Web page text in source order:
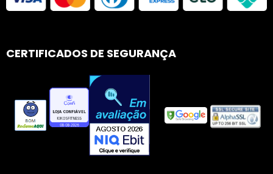
CERTIFICADOS DE SEGURANÇA